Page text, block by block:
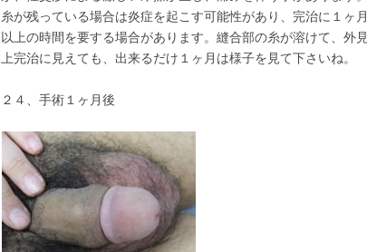
糸が残っている場合は炎症を起こす可能性があり、完治に１ヶ月
以上の時間を要する場合があります。縫合部の糸が溶けて、外見
上完治に見えても、出来るだけ１ヶ月は様子を見て下さいね。
２４、手術１ヶ月後